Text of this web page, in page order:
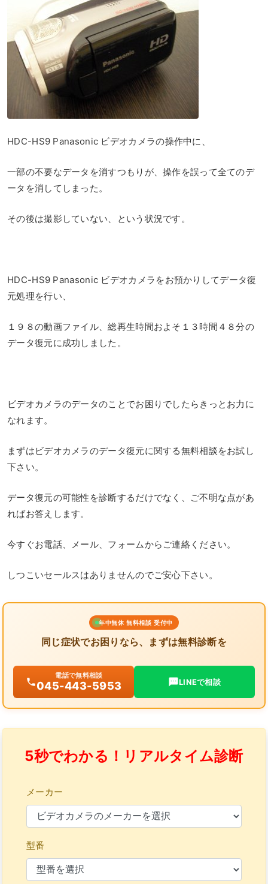
HDC-HS9 Panasonic ビデオカメラの操作中に、
一部の不要なデータを消すつもりが、操作を誤って全てのデ
ータを消してしまった。
その後は撮影していない、という状況です。
HDC-HS9 Panasonic ビデオカメラをお預かりしてデータ復
元処理を行い、
１９８の動画ファイル、総再生時間およそ１３時間４８分の
データ復元に成功しました。
ビデオカメラのデータのことでお困りでしたらきっとお力に
なれます。
まずはビデオカメラのデータ復元に関する無料相談をお試し
下さい。
データ復元の可能性を診断するだけでなく、ご不明な点があ
ればお答えします。
今すぐお電話、メール、フォームからご連絡ください。
しつこいセールスはありませんのでご安心下さい。
年中無休 無料相談 受付中
同じ症状でお困りなら、まずは無料診断を
電話で無料相談
045-443-5953 LINEで相談
5秒でわかる！リアルタイム診断
メーカー
型番